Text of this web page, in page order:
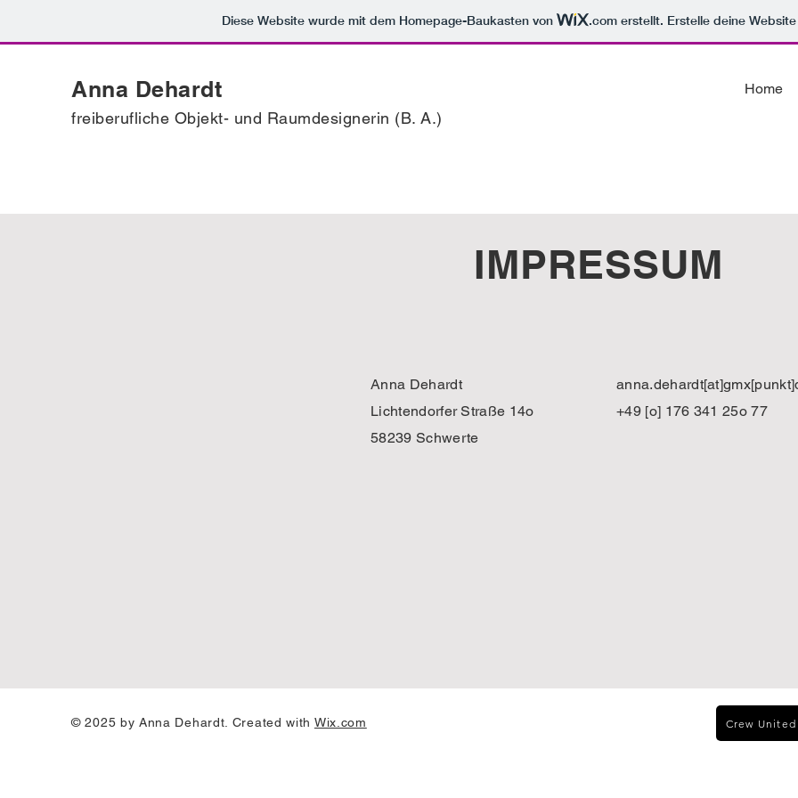
Diese Website wurde mit dem Homepage-Baukasten von .com erstellt. Erstelle deine
Anna Dehardt
freiberufliche Objekt- und Raumdesignerin (B. A.)
Home
IMPRESSUM
Anna Dehardt
Lichtendorfer Straße 14o
58239 Schwerte
+49 [o] 176 341 25o 77
© 2025 by Anna Dehardt. Created with Wix.com Crew United